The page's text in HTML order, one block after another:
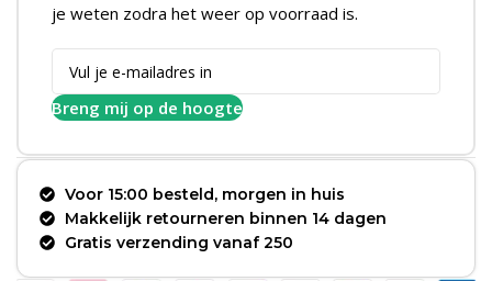
je weten zodra het weer op voorraad is.
Breng mij op de hoogte
Voor 15:00 besteld, morgen in huis
Makkelijk retourneren binnen 14 dagen
Gratis verzending vanaf 250